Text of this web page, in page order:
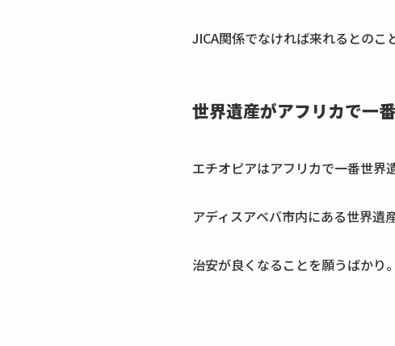
JICA関係でなければ来れるとのこ
世界遺産がアフリカで一
エチオピアはアフリカで一番世界
アディスアベバ市内にある世界遺
治安が良くなることを願うばかり。